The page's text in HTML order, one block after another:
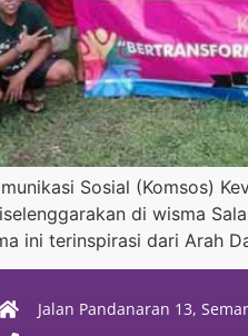
Sosial (Komsos)
di wisma
ini terinspirasi dari Arah
Jalan Pandanaran 13,